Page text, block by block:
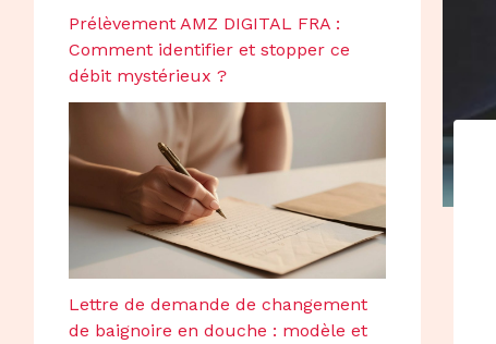
Prélèvement AMZ DIGITAL FRA :
Comment identifier et stopper ce
débit mystérieux ?
Lettre de demande de changement
de baignoire en douche : modèle et